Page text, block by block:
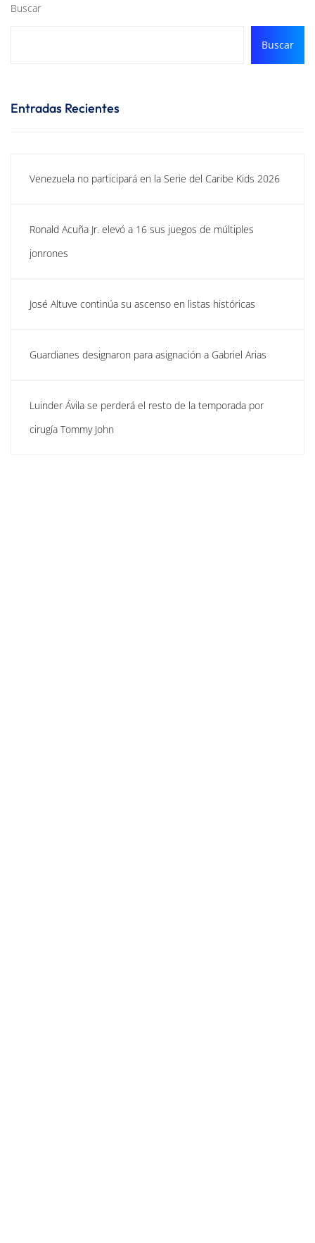
Buscar
Buscar
Entradas Recientes
Venezuela no participará en la Serie del Caribe Kids 2026
Ronald Acuña Jr. elevó a 16 sus juegos de múltiples
jonrones
José Altuve continúa su ascenso en listas históricas
Guardianes designaron para asignación a Gabriel Arias
Luinder Ávila se perderá el resto de la temporada por
cirugía Tommy John